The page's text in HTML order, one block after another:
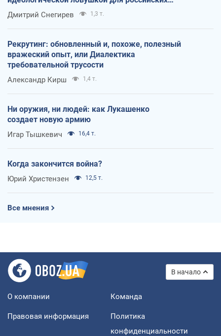
оккупантов
Дмитрий Снегирев 1,3 т.
Рекрутинг: обновленный и, похоже, полезный
вражеский опыт, или Диалектика
требовательной трусости
Александр Кирш 1,4 т.
Ни оружия, ни людей: как Лукашенко
создает новую армию
Игар Тышкевич 16,4 т.
Когда закончится война?
Юрий Христензен 12,5 т.
Все мнения
В начало
О компании Команда
Правовая информация
Политика
конфиденциальности